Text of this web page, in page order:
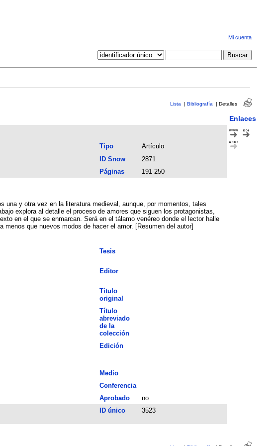
Mi cuenta
Lista | Bibliografía | Detalles
Enlaces
Tipo
Artículo
ID Snow
2871
Páginas
191-250
explora al detalle el proceso de amores que siguen los protagonistas,
en el que se enmarcan. Será en el tálamo venéreo donde el lector halle
que nuevos modos de hacer el amor. [Resumen del autor]
Tesis
Editor
Título
original
Título
abreviado
de la
colección
Edición
Medio
Conferencia
Aprobado
no
ID único 3523